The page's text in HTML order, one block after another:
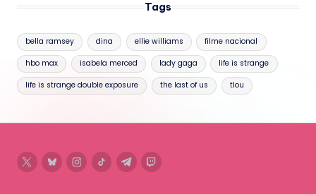
Tags
bella ramsey dina ellie williams filme nacional
hbo max isabela merced lady gaga life is strange
life is strange double exposure the last of us tlou
twitterblueskyinstagram
tiktoktelegram
twitch